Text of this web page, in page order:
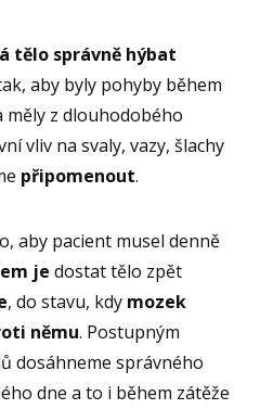
tělo správně hýbat
aby byly pohyby během
měly z dlouhodobého
vliv na svaly, vazy, šlachy
připomenout.
aby pacient musel denně
je dostat tělo zpět
, do stavu, kdy mozek
němu. Postupným
dosáhneme správného
dne a to i během zátěže